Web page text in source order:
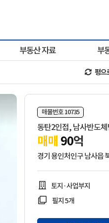
부동산 자료 부
평으
매물번호 10735
동탄2인접, 남사반도
매매 90억
경기 용인처인구 남사읍
토지·사업부지
필지 5개